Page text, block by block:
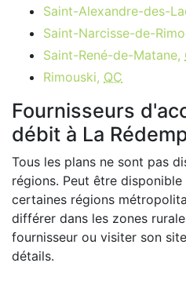
Saint-Alexandre-des-
Saint-Narcisse-de-
Saint-René-de-Matane,
Rimouski, QC
Fournisseurs
débit à La
Tous les plans ne sont pas
régions. Peut être
certaines régions
différer dans les zones
fournisseur ou visiter son
détails.